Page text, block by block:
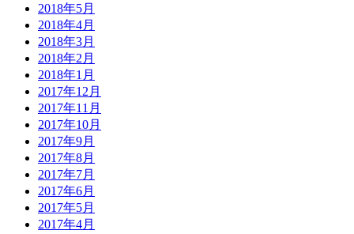
2018年5月
2018年4月
2018年3月
2018年2月
2018年1月
2017年12月
2017年11月
2017年10月
2017年9月
2017年8月
2017年7月
2017年6月
2017年5月
2017年4月